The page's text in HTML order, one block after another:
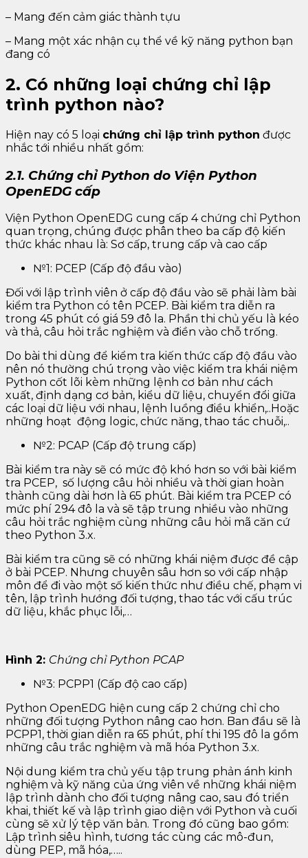
– Mang đến cảm giác thành tựu
– Mang một xác nhận cụ thể về kỹ năng python bạn
đang có
2. Có những loại chứng chỉ lập
trình python nào?
Hiện nay có 5 loại chứng chỉ lập trình python được
nhắc tới nhiều nhất gồm:
2.1. Chứng chỉ Python do Viện Python
OpenEDG cấp
Viện Python OpenEDG cung cấp 4 chứng chỉ Python
quan trọng, chúng được phân theo ba cấp độ kiến ​​
thức khác nhau là: Sơ cấp, trung cấp và cao cấp
№1: PCEP (Cấp độ đầu vào)
Đối với lập trình viên ở cấp độ đầu vào sẽ phải làm bài
kiểm tra Python có tên PCEP. Bài kiểm tra diễn ra
trong 45 phút có giá 59 đô la. Phần thi chủ yếu là kéo
và thả, câu hỏi trắc nghiệm và điền vào chỗ trống.
Do bài thi dùng để kiểm tra kiến ​​thức cấp độ đầu vào
nên nó thường chú trọng vào việc kiểm tra khái niệm
Python cốt lõi kèm những lệnh cơ bản như cách
xuất, định dạng cơ bản, kiểu dữ liệu, chuyển đổi giữa
các loại dữ liệu với nhau, lệnh luồng điều khiển,..Hoặc
những hoạt động logic, chức năng, thao tác chuỗi,..
№2: PCAP (Cấp độ trung cấp)
Bài kiểm tra này sẽ có mức độ khó hơn so với bài kiểm
tra PCEP, số lượng câu hỏi nhiều và thời gian hoàn
thành cũng dài hơn là 65 phút. Bài kiểm tra PCEP có
mức phí 294 đô la và sẽ tập trung nhiều vào những
câu hỏi trắc nghiệm cùng những câu hỏi mã căn cứ
theo Python 3.x.
Bài kiểm tra cũng sẽ có những khái niệm được đề cập
ở bài PCEP. Nhưng chuyên sâu hơn so với cấp nhập
môn để đi vào một số kiến ​​thức như điều chế, phạm vi
tên, lập trình hướng đối tượng, thao tác với cấu trúc
dữ liệu, khắc phục lỗi,…
Hình 2: Chứng chỉ Python PCAP
№3: PCPP1 (Cấp độ cao cấp)
Python OpenEDG hiện cung cấp 2 chứng chỉ cho
những đối tượng Python nâng cao hơn. Ban đầu sẽ là
PCPP1, thời gian diễn ra 65 phút, phí thi 195 đô la gồm
những câu trắc nghiệm và mã hóa Python 3.x.
Nội dung kiểm tra chủ yếu tập trung phản ánh kinh
nghiệm và kỹ năng của ứng viên về những khái niệm
lập trình dành cho đối tượng nâng cao, sau đó triển
khai, thiết kế và lập trình giao diện với Python và cuối
cùng sẽ xử lý tệp văn bản. Trong đó cũng bao gồm:
Lập trình siêu hình, tương tác cùng các mô-đun,
dùng PEP, mã hóa,…..